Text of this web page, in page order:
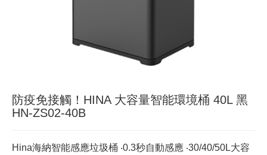
防疫免接觸！HINA 大容量智能環境桶 40L 黑
HN-ZS02-40B
Hina海納智能感應垃圾桶 ‧0.3秒自動感應 ‧30/40/50L大容